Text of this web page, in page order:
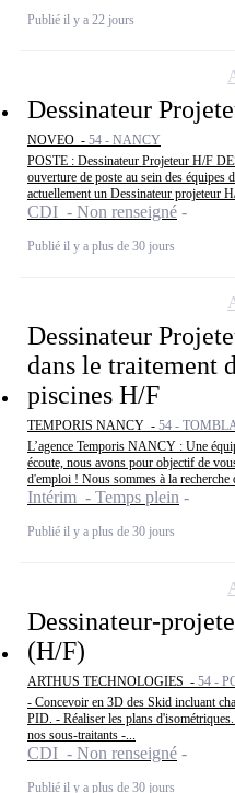
Publié il y a 22 jours
Dessinateur
NOVEO - 54 - NANCY
POSTE : Dessinateur Projeteur H/F
ouverture de poste au sein des équipes
actuellement un Dessinateur projeteur
CDI - Non renseigné
Publié il y a plus de 30 jours
Dessinateur
dans le traitement
piscines H/F
TEMPORIS NANCY - 54 -
L’agence Temporis NANCY : Une
écoute, nous avons pour objectif de
d'emploi ! Nous sommes à la recherche
Intérim - Temps plein
Publié il y a plus de 30 jours
Dessinateur-
(H/F)
ARTHUS TECHNOLOGIES - 54 -
- Concevoir en 3D des Skid incluant
PID. - Réaliser les plans
nos sous-traitants -...
CDI - Non renseigné
Publié il y a plus de 30 jours